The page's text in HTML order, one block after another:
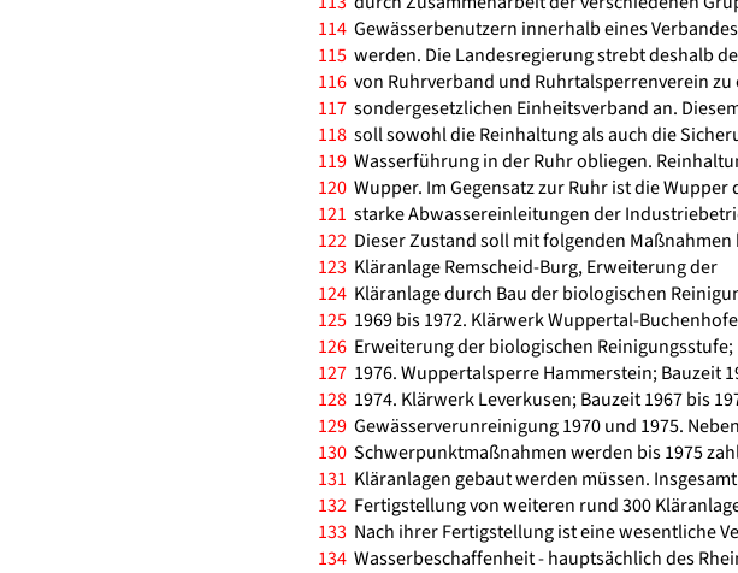
114 Gewässerbenutzern innerhalb eines
115 werden. Die Landesregierung strebt deshalb
116 von Ruhrverband und Ruhrtalsperrenverein zu
117 sondergesetzlichen Einheitsverband an.
118 soll sowohl die Reinhaltung als auch die
119 Wasserführung in der Ruhr obliegen.
120 Wupper. Im Gegensatz zur Ruhr ist die
121 starke Abwassereinleitungen der
122 Dieser Zustand soll mit folgenden
123 Kläranlage Remscheid-Burg, Erweiterung der
124 Kläranlage durch Bau der biologischen
125 1969 bis 1972. Klärwerk Wuppertal-
126 Erweiterung der biologischen Reinigungsstufe;
127 1976. Wuppertalsperre Hammerstein; Bauzeit
128 1974. Klärwerk Leverkusen; Bauzeit 1967 bis
129 Gewässerverunreinigung 1970 und 1975.
130 Schwerpunktmaßnahmen werden bis 1975
131 Kläranlagen gebaut werden müssen.
132 Fertigstellung von weiteren rund 300
133 Nach ihrer Fertigstellung ist eine wesentliche
134 Wasserbeschaffenheit - hauptsächlich des